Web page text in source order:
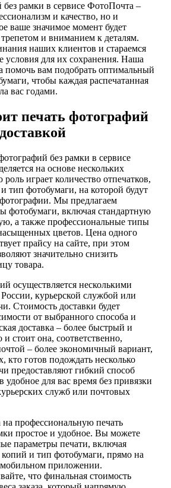
без рамки в сервисе ФотоПочта –
и качество, но и
ваше значимое момент будет
и вниманием к деталям.
наших клиентов и стараемся
условия для их сохранения. Наша
помочь вам подобрать оптимальный
чтобы каждая распечатанная
вас годами.
печать фотографий
без рамки в сервисе
на основе нескольких
играет количество отпечатков,
тип фотобумаги, на которой будут
Мы предлагаем
фотобумаги, включая стандартную
а также профессиональные типы
цветов. Цена одного
прайсу на сайте, при этом
значительно снизить
товара.
осуществляется несколькими
курьерской службой или
Стоимость доставки будет
от выбранного способа и
доставка – более быстрый и
стоит она, соответственно,
– более экономичный вариант,
кто готов подождать несколько
предоставляют гибкий способ
удобное для вас время без привязки
служб или почтовых
профессиональную печать
простое и удобное. Вы можете
параметры печати, включая
копий и тип фотобумаги, прямо на
приложении.
что финальная стоимость